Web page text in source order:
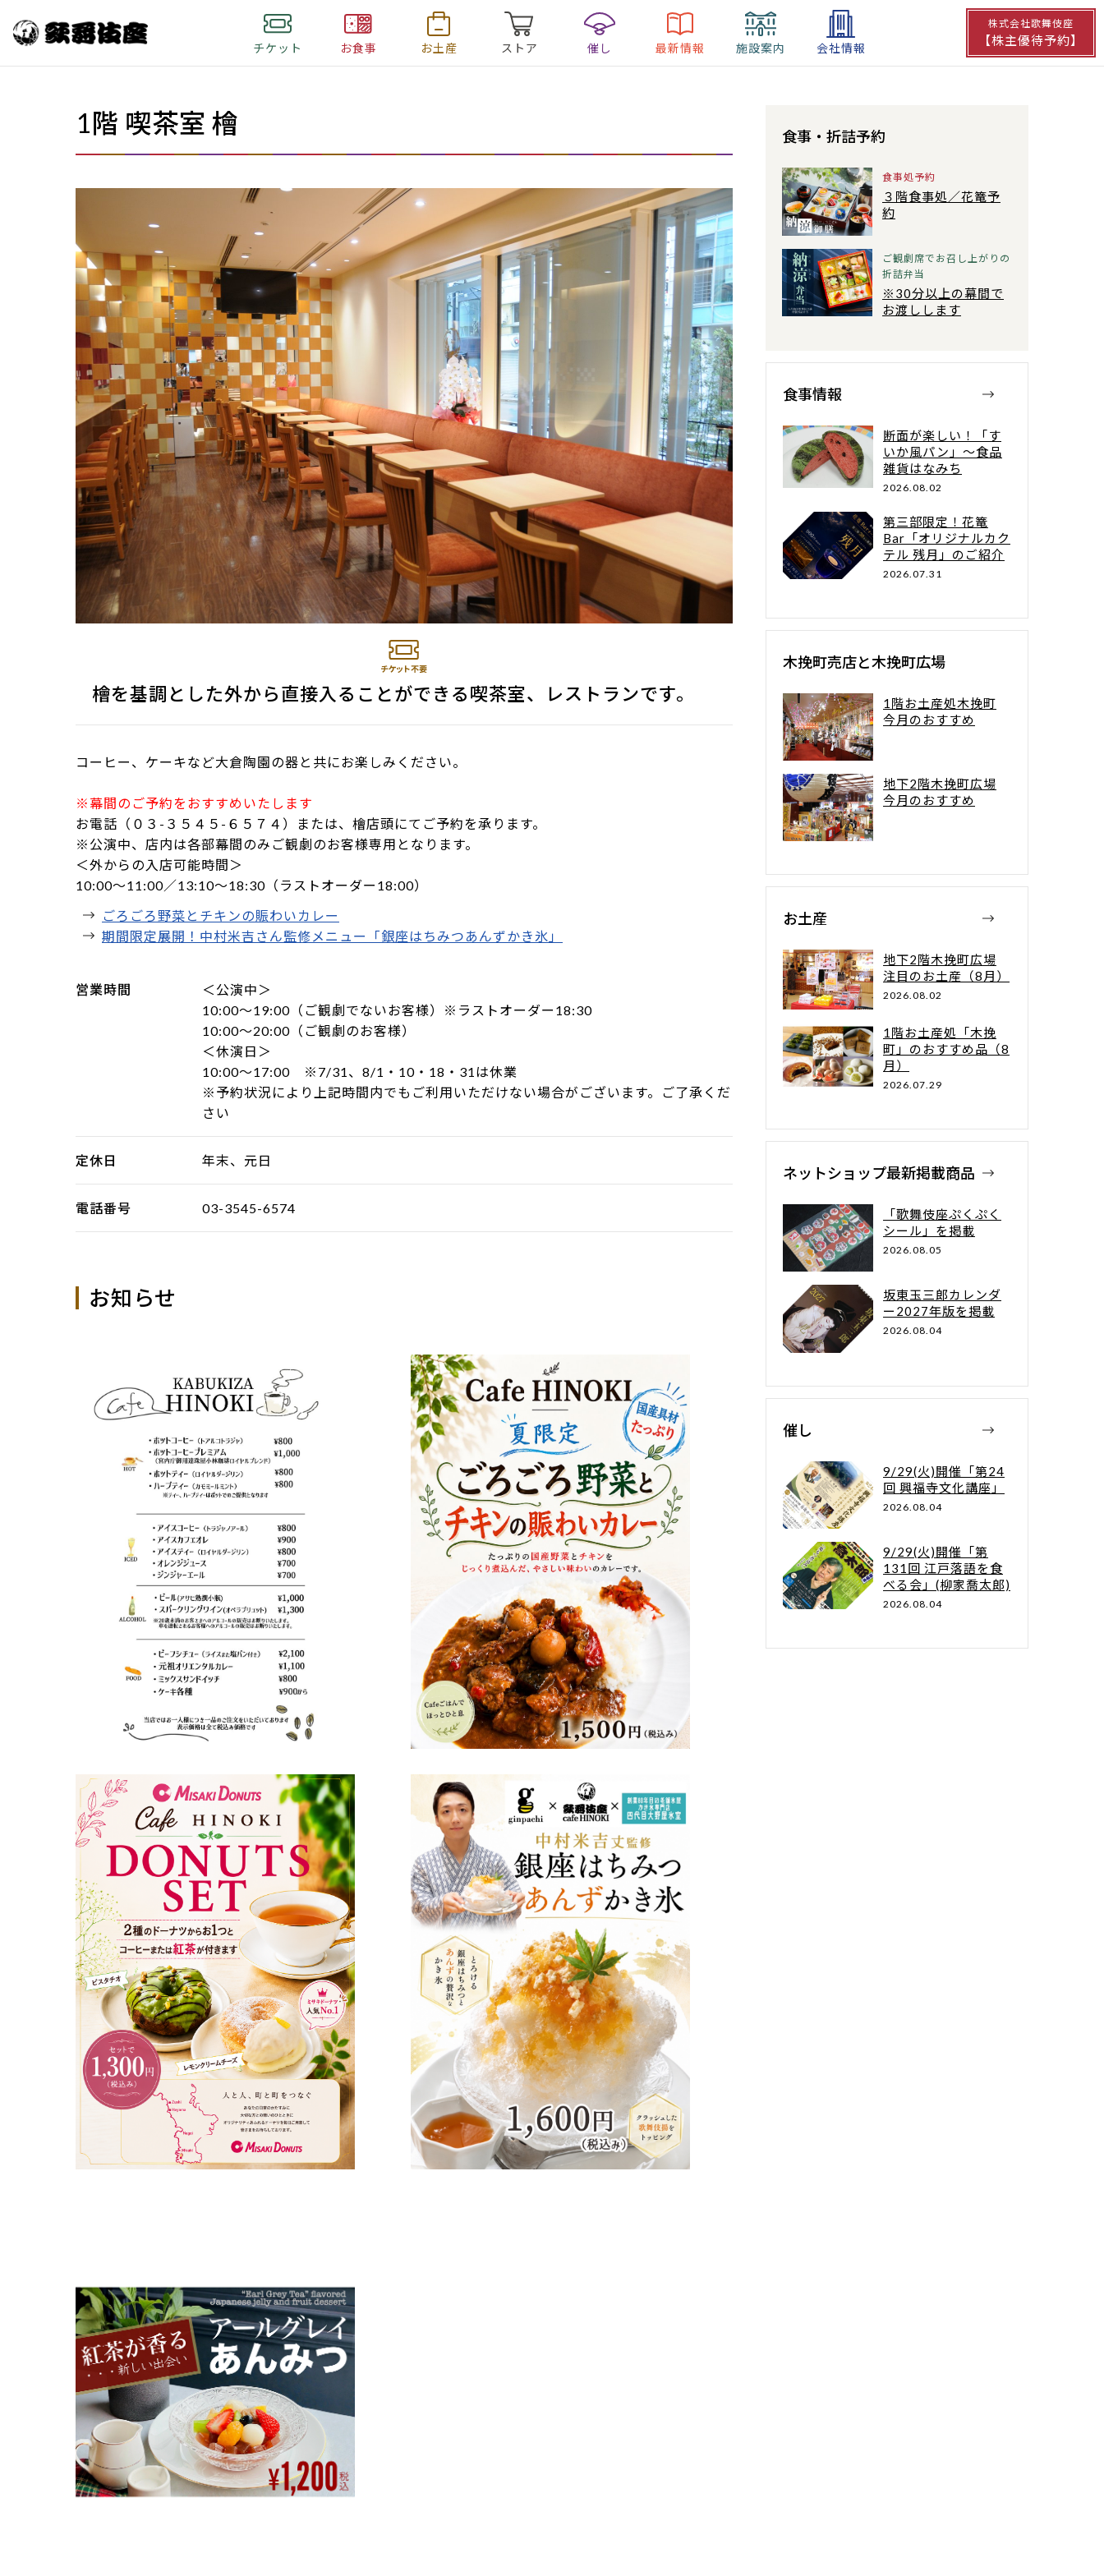
チケット お食事 お土産 ストア 催し 最新情報 施設案内 会社情報
株式会社歌舞伎座
【株主優待予約】
1階 喫茶室 檜
檜を基調とした外から直接入ることができる喫茶室、レストランです。
コーヒー、ケーキなど大倉陶園の器と共にお楽しみください。
※幕間のご予約をおすすめいたします
お電話（０３-３５４５-６５７４）または、檜店頭にてご予約を承ります。
※公演中、店内は各部幕間のみご観劇のお客様専用となります。
＜外からの入店可能時間＞
10:00～11:00／13:10～18:30（ラストオーダー18:00）
ごろごろ野菜とチキンの賑わいカレー
期間限定展開！中村米吉さん監修メニュー「銀座はちみつあんずかき氷」
営業時間
＜公演中＞
10:00～19:00（ご観劇でないお客様）※ラストオーダー18:30
10:00～20:00（ご観劇のお客様）
＜休演日＞
10:00～17:00 ※7/31、8/1・10・18・31は休業
※予約状況により上記時間内でもご利用いただけない場合がございます。ご了承くだ
さい
定休日 年末、元日
電話番号 03-3545-6574
お知らせ
食事・ 折詰予約
食事処予約
３階食事処／花篭予
約
ご観劇席でお召し上がりの
折詰弁当
※30分以上の幕間で
お渡しします
食事情報
断面が楽しい！「す
いか風パン」～食品
雑貨はなみち
2026.08.02
第三部限定！花篭
Bar「オリジナルカク
テル 残月」のご紹介
2026.07.31
木挽町売店と木挽町広場
1階お土産処木挽町
今月のおすすめ
地下2階木挽町広場
今月のおすすめ
お土産
地下2階木挽町広場
注目のお土産（8月）
2026.08.02
1階お土産処「木挽
町」のおすすめ品（8
月）
2026.07.29
ネットショップ最新掲載商品
「歌舞伎座ぷくぷく
シール」を掲載
2026.08.05
坂東玉三郎カレンダ
ー2027年版を掲載
2026.08.04
催し
9/29(火)開催「第24
回 興福寺文化講座」
2026.08.04
9/29(火)開催「第
131回 江戸落語を食
べる会」(柳家喬太郎)
2026.08.04